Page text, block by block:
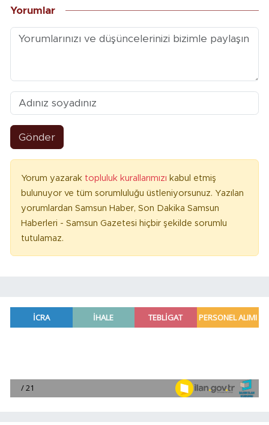
Yorumlar
Gönder
Yorum yazarak topluluk kurallarımızı kabul etmiş
bulunuyor ve tüm sorumluluğu üstleniyorsunuz. Yazılan
yorumlardan Samsun Haber, Son Dakika Samsun
Haberleri - Samsun Gazetesi hiçbir şekilde sorumlu
tutulamaz.